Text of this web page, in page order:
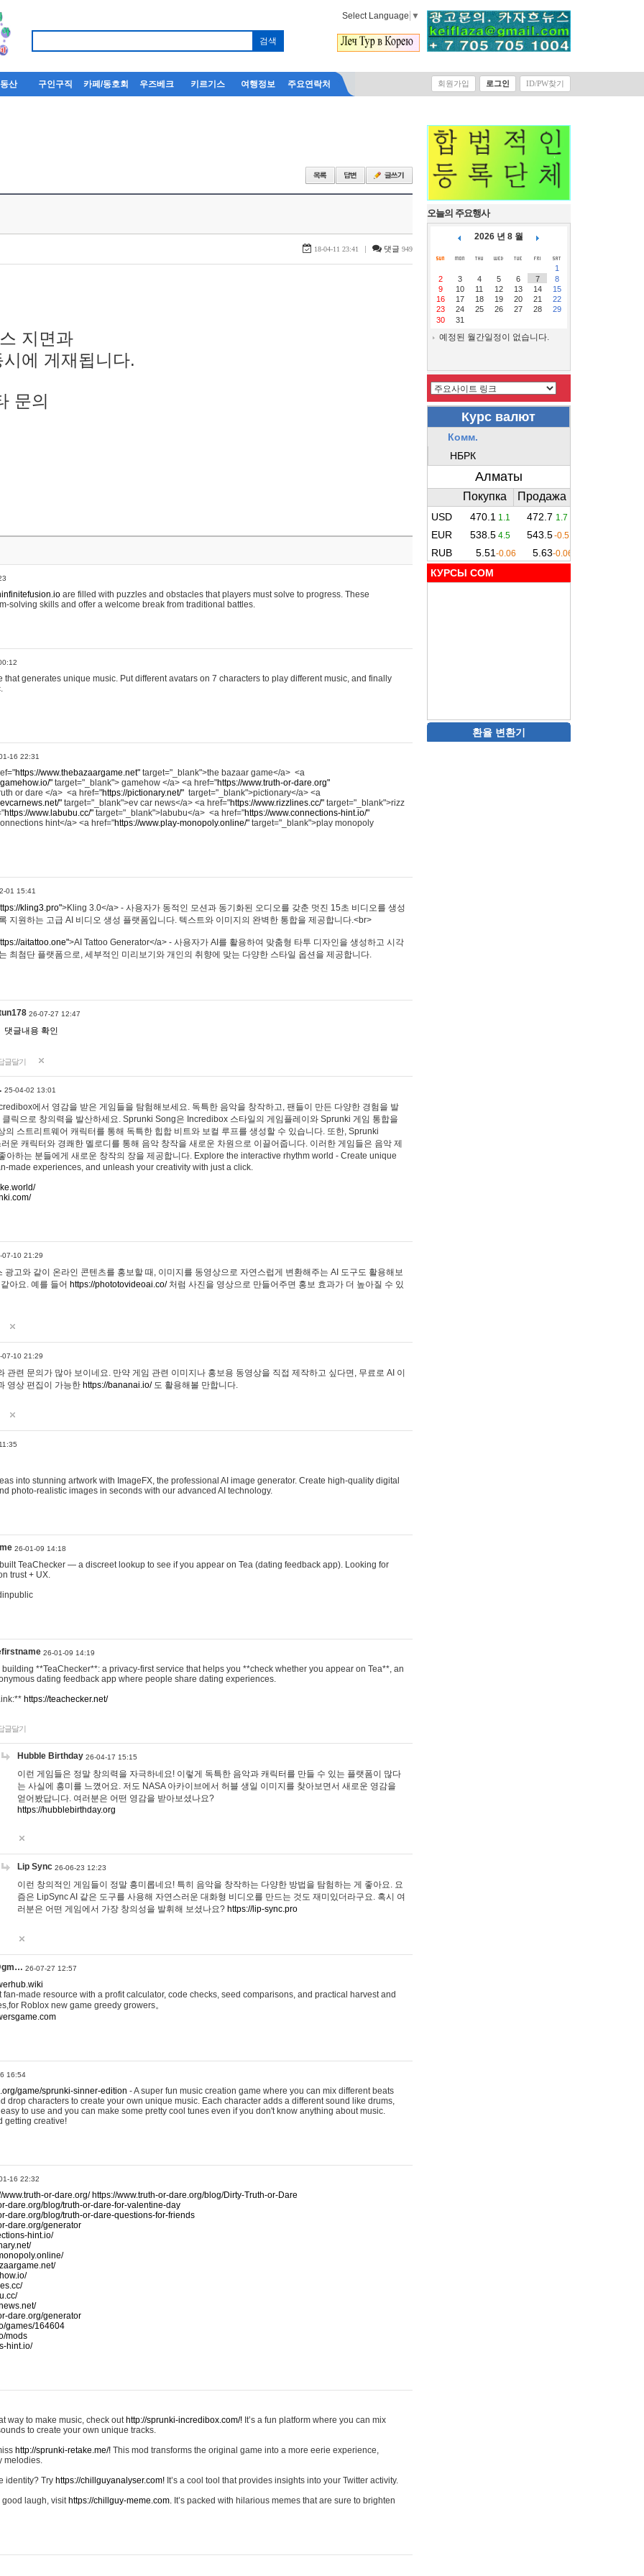
Select Language ▼
산 구인구직 카페/동호회 우즈베크 키르기스 여행정보 주요연락처 회원가입 로그인 ID/PW찾기
18-04-11 23:41 | 댓글 949
지면과
에 게재됩니다.
문의
are filled with puzzles and obstacles that players must solve to progress. These
solving skills and offer a welcome break from traditional battles.
that generates unique music. Put different avatars on 7 characters to play different music, and finally
16 22:31
https://www.thebazaargame.net" target="_blank">the bazaar game</a> <a
" target="_blank"> gamehow </a> <a href="https://www.truth-or-dare.org"
or dare </a> <a href="https://pictionary.net/" target="_blank">pictionary</a> <a
" target="_blank">ev car news</a> <a href="https://www.rizzlines.cc/" target="_blank">rizz
https://www.labubu.cc/" target="_blank">labubu</a> <a href="https://www.connections-hint.io/"
hint</a> <a href="https://www.play-monopoly.online/" target="_blank">play monopoly
01 15:41
kling3.pro">Kling 3.0</a> - 사용자가 동적인 모션과 동기화된 오디오를 갖춘 멋진 15초 비디오를 생성
지원하는 고급 AI 비디오 생성 플랫폼입니다. 텍스트와 이미지의 완벽한 통합을 제공합니다.<br>
aitattoo.one">AI Tattoo Generator</a> - 사용자가 AI를 활용하여 맞춤형 타투 디자인을 생성하고 시각
최첨단 플랫폼으로, 세부적인 미리보기와 개인의 취향에 맞는 다양한 스타일 옵션을 제공합니다.
26-07-27 12:47
댓글내용 확인
글달기
25-04-02 13:01
에서 영감을 받은 게임들을 탐험해보세요. 독특한 음악을 창작하고, 팬들이 만든 다양한 경험을 발
클릭으로 창의력을 발산하세요. Sprunki Song은 Incredibox 스타일의 게임플레이와 Sprunki 게임 통합을
의 스트리트웨어 캐릭터를 통해 독특한 힙합 비트와 보컬 루프를 생성할 수 있습니다. 또한, Sprunki
운 캐릭터와 경쾌한 멜로디를 통해 음악 창작을 새로운 차원으로 이끌어줍니다. 이러한 게임들은 음악 제
아하는 분들에게 새로운 창작의 장을 제공합니다. Explore the interactive rhythm world - Create unique
made experiences, and unleash your creativity with just a click.
07-10 21:29
광고와 같이 온라인 콘텐츠를 홍보할 때, 이미지를 동영상으로 자연스럽게 변환해주는 AI 도구도 활용해보
아요. 예를 들어 https://phototovideoai.co/처럼 사진을 영상으로 만들어주면 홍보 효과가 더 높아질 수 있
07-10 21:29
관련 문의가 많아 보이네요. 만약 게임 관련 이미지나 홍보용 동영상을 직접 제작하고 싶다면, 무료로 AI 이
영상 편집이 가능한 https://bananai.io/도 활용해볼 만합니다.
into stunning artwork with ImageFX, the professional AI image generator. Create high-quality digital
photo-realistic images in seconds with our advanced AI technology.
26-01-09 14:18
TeaChecker — a discreet lookup to see if you appear on Tea (dating feedback app). Looking for
trust + UX.
26-01-09 14:19
building **TeaChecker**: a privacy-first service that helps you **check whether you appear on Tea**, an
dating feedback app where people share dating experiences.
https://teachecker.net/
글달기
Hubble Birthday 26-04-17 15:15
이런 게임들은 정말 창의력을 자극하네요! 이렇게 독특한 음악과 캐릭터를 만들 수 있는 플랫폼이 많다
는 사실에 흥미를 느꼈어요. 저도 NASA 아카이브에서 허블 생일 이미지를 찾아보면서 새로운 영감을
얻어봤답니다. 여러분은 어떤 영감을 받아보셨나요?
https://hubblebirthday.org
Lip Sync 26-06-23 12:23
이런 창의적인 게임들이 정말 흥미롭네요! 특히 음악을 창작하는 다양한 방법을 탐험하는 게 좋아요. 요
즘은 LipSync AI 같은 도구를 사용해 자연스러운 대화형 비디오를 만드는 것도 재미있더라구요. 혹시 여
러분은 어떤 게임에서 가장 창의성을 발휘해 보셨나요? https://lip-sync.pro
26-07-27 12:57
made resource with a profit calculator, code checks, seed comparisons, and practical harvest and
Roblox new game greedy growers。
16:54
game/sprunki-sinner-edition - A super fun music creation game where you can mix different beats
drop characters to create your own unique music. Each character adds a different sound like drums,
to use and you can make some pretty cool tunes even if you don't know anything about music.
getting creative!
16 22:32
www.truth-or-dare.org/ https://www.truth-or-dare.org/blog/Dirty-Truth-or-Dare
dare.org/blog/truth-or-dare-for-valentine-day
dare.org/blog/truth-or-dare-questions-for-friends
dare.org/generator
hint.io/
dare.org/generator
games/164604
mods
hint.io/
way to make music, check out http://sprunki-incredibox.com/! It’s a fun platform where you can mix
to create your own unique tracks.
http://sprunki-retake.me/! This mod transforms the original game into a more eerie experience,
melodies.
identity? Try https://chillguyanalyser.com! It’s a cool tool that provides insights into your Twitter activity.
good laugh, visit https://chillguy-meme.com. It’s packed with hilarious memes that are sure to brighten
오늘의 주요행사
2026 년 8 월
1
2
3 4 5 6 7
8
9
10 11 12 13 14
15
16
17 18 19 20 21
22
23
24 25 26 27 28
29
30
31
예정된 월간일정이 없습니다.
КУРСЫ COM
환율 변환기